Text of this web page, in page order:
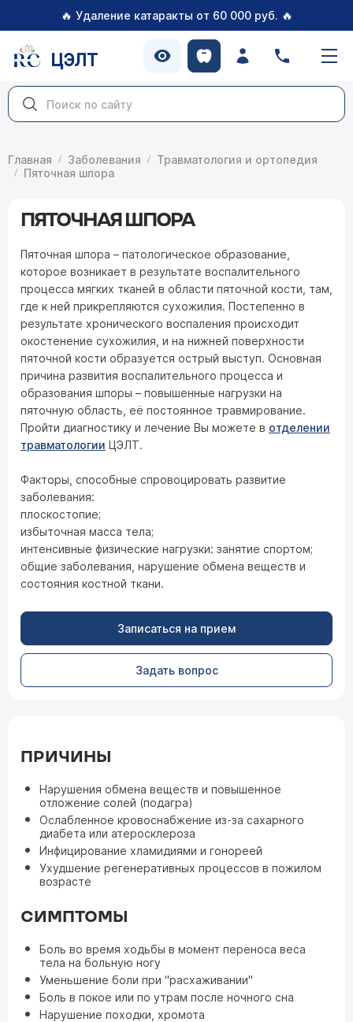
🔥 Удаление катаракты от 60 000 руб. 🔥
ЦЭЛТ
Главная Заболевания
Травматология и ортопедия
Пяточная шпора
ПЯТОЧНАЯ ШПОРА
Пяточная шпора – патологическое образование,
которое возникает в результате воспалительного
процесса мягких тканей в области пяточной кости, там,
где к ней прикрепляются сухожилия. Постепенно в
результате хронического воспаления происходит
окостенение сухожилия, и на нижней поверхности
пяточной кости образуется острый выступ. Основная
причина развития воспалительного процесса и
образования шпоры – повышенные нагрузки на
пяточную область, её постоянное травмирование.
Пройти диагностику и лечение Вы можете в отделении
травматологии ЦЭЛТ.
Факторы, способные спровоцировать развитие
заболевания:
плоскостопие;
избыточная масса тела;
интенсивные физические нагрузки: занятие спортом;
общие заболевания, нарушение обмена веществ и
состояния костной ткани.
Записаться на прием
Задать вопрос
ПРИЧИНЫ
Нарушения обмена веществ и повышенное
отложение солей (подагра)
Ослабленное кровоснабжение из-за сахарного
диабета или атеросклероза
Инфицирование хламидиями и гонореей
Ухудшение регенеративных процессов в пожилом
возрасте
СИМПТОМЫ
Боль во время ходьбы в момент переноса веса
тела на больную ногу
Уменьшение боли при "расхаживании"
Боль в покое или по утрам после ночного сна
Нарушение походки, хромота